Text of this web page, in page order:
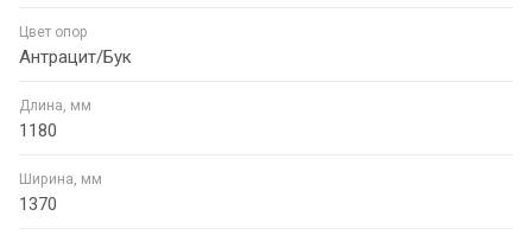
Цвет опор
Антрацит/Бук
Длина, мм
1180
Ширина, мм
1370